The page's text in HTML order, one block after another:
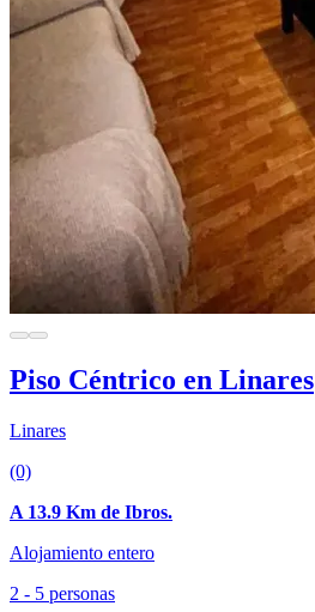
Piso Céntrico en Linares
Linares
(0)
A 13.9 Km de Ibros.
Alojamiento entero
2 - 5 personas